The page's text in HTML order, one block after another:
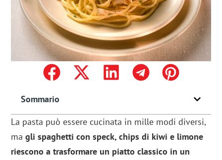
Sommario
La pasta può essere cucinata in mille modi diversi,
magli spaghetti con speck, chips di kiwi e limone
riescono a trasformare un piatto classico in un